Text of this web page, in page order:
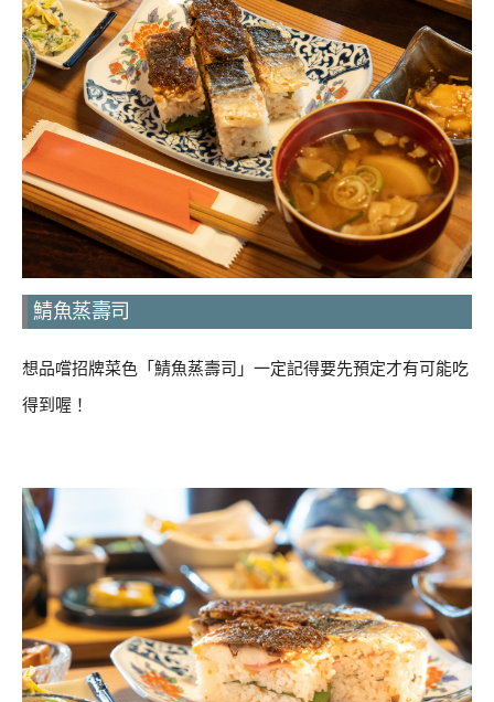
鯖魚蒸壽司
想品嚐招牌菜色「鯖魚蒸壽司」一定記得要先預定才有可能吃
得到喔！